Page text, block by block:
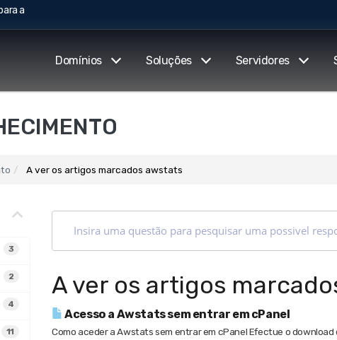
a
Domínios Soluções Servidores
A ver os artigos marcados awstats
3
2
4
11
A ver os artigos
Acesso a Awstats sem entrar em cPanel
Como aceder a Awstats sem entrar em cPanel Efectue o download